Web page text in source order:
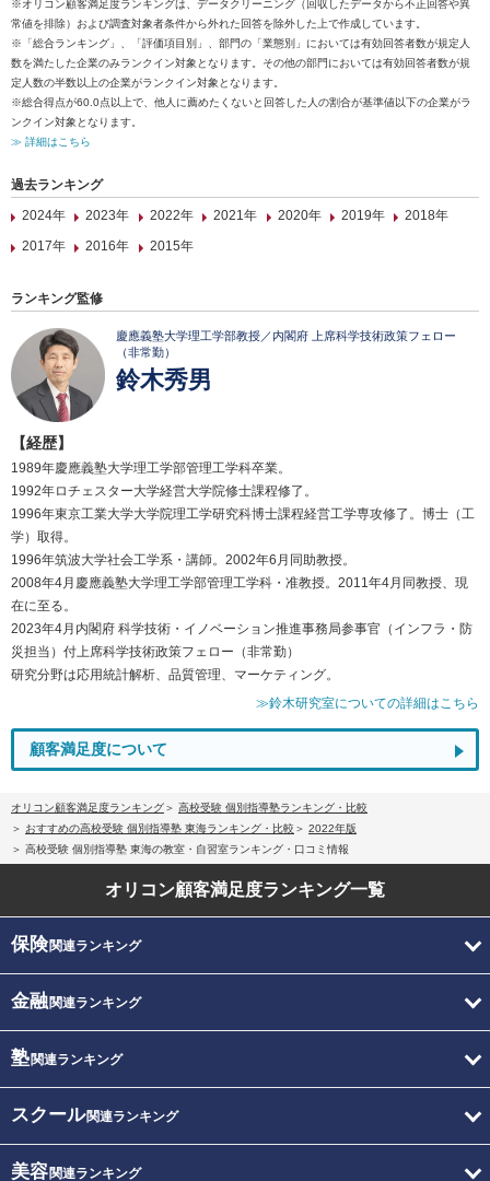
※オリコン顧客満足度ランキングは、データクリーニング（回収したデータから不正回答や異
常値を排除）および調査対象者条件から外れた回答を除外した上で作成しています。
※「総合ランキング」、「評価項目別」、部門の「業態別」においては有効回答者数が規定人
数を満たした企業のみランクイン対象となります。その他の部門においては有効回答者数が規
定人数の半数以上の企業がランクイン対象となります。
※総合得点が60.0点以上で、他人に薦めたくないと回答した人の割合が基準値以下の企業がラ
ンクイン対象となります。
≫ 詳細はこちら
過去ランキング
2024年
2023年 2022年 2021年 2020年 2019年
2018年
2017年
2016年 2015年
ランキング監修
慶應義塾大学理工学部教授／内閣府 上席科学技術政策フェロー
（非常勤）
鈴木秀男
【経歴】
1989年慶應義塾大学理工学部管理工学科卒業。
1992年ロチェスター大学経営大学院修士課程修了。
1996年東京工業大学大学院理工学研究科博士課程経営工学専攻修了。博士（工
学）取得。
1996年筑波大学社会工学系・講師。2002年6月同助教授。
2008年4月慶應義塾大学理工学部管理工学科・准教授。2011年4月同教授、現
在に至る。
2023年4月内閣府 科学技術・イノベーション推進事務局参事官（インフラ・防
災担当）付上席科学技術政策フェロー（非常勤）
研究分野は応用統計解析、品質管理、マーケティング。
≫鈴木研究室についての詳細はこちら
顧客満足度について
オリコン顧客満足度ランキング
高校受験 個別指導塾ランキング・比較
おすすめの高校受験 個別指導塾 東海ランキング・比較
2022年版
高校受験 個別指導塾 東海の教室・自習室ランキング・口コミ情報
オリコン顧客満足度ランキング一覧
保険関連ランキング
金融関連ランキング
塾関連ランキング
スクール関連ランキング
美容関連ランキング